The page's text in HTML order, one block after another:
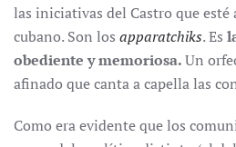
las iniciativas del Castro que
cubano. Son los apparatchiks. Es
obediente y memoriosa.Un
afinado que canta a capella las
Como era evidente que los